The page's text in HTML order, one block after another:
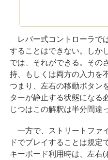
レバー式コントローラで
することはできない。しか
では、それができる。その
持、もしくは両方の入力を
つまり、左右の移動ボタン
ターが静止する状態になる
じつはこの解釈は半分間違
一方で、ストリートファ
ドでプレイすることは規定
キーボード利用時は、左右